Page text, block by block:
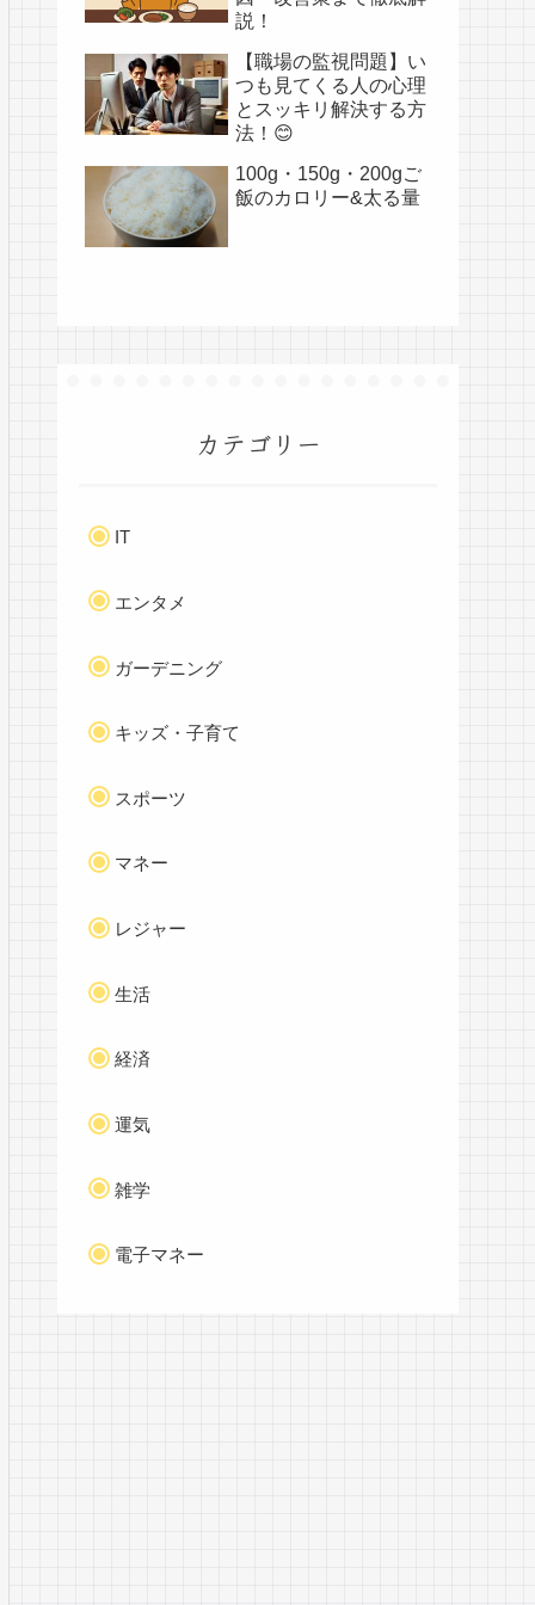
説！
【職場の監視問題】い
つも見てくる人の心理
とスッキリ解決する方
法！😊
100g・150g・200gご
飯のカロリー&太る量
カテゴリー
IT
エンタメ
ガーデニング
キッズ・子育て
スポーツ
マネー
レジャー
生活
経済
運気
雑学
電子マネー